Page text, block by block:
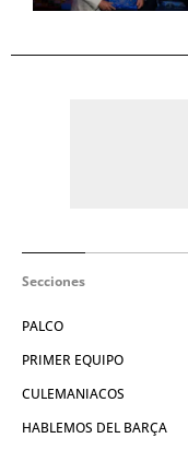
Secciones
PALCO
PRIMER EQUIPO
CULEMANIACOS
HABLEMOS DEL BARÇA